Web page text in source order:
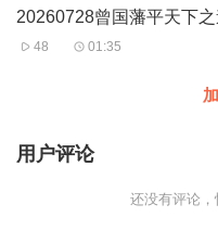
20260728曾国藩平天下
48 01:35
用户评论
还没有评论，